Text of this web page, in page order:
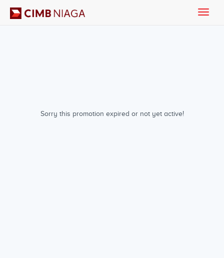
Sorry this promotion expired or not yet active!
Toggle